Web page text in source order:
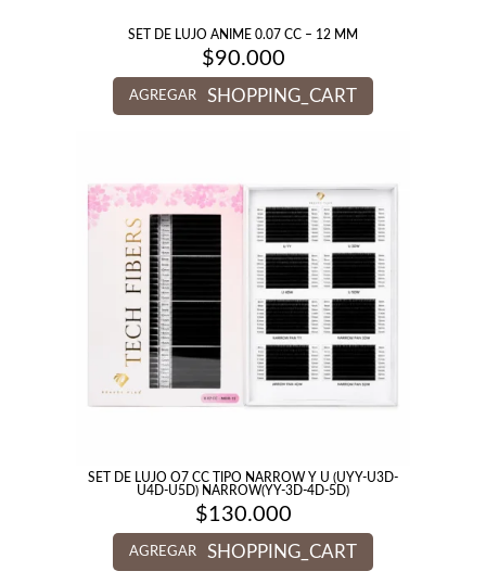
SET DE LUJO ANIME 0.07 CC – 12 MM
$90.000
AGREGAR SHOPPING_CART
SET DE LUJO O7 CC TIPO NARROW Y U (UYY-U3D-
U4D-U5D) NARROW(YY-3D-4D-5D)
$130.000
AGREGAR SHOPPING_CART